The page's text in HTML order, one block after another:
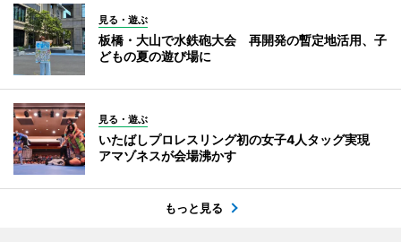
見る・遊ぶ
板橋・大山で水鉄砲大会 再開発の暫定地活用、子
どもの夏の遊び場に
見る・遊ぶ
いたばしプロレスリング初の女子4人タッグ実現
アマゾネスが会場沸かす
もっと見る